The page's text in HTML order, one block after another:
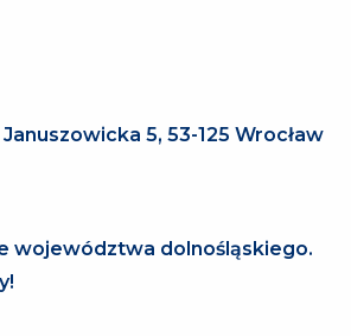
5, 53-125 Wrocław
województwa dolnośląskiego.